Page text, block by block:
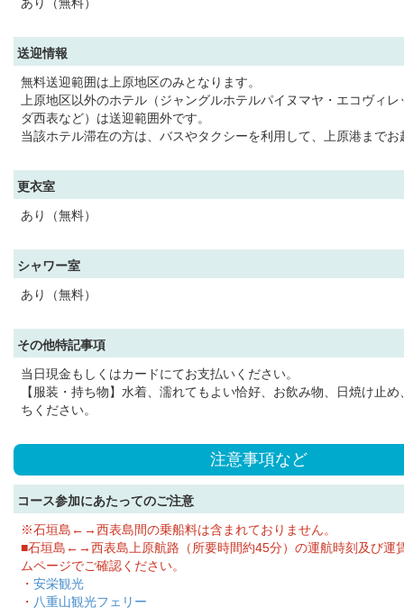
送迎情報
無料送迎範囲は上原地区のみとなります。
上原地区以外のホテル（ジャングルホテルパイヌマヤ・エコヴィ
ダ西表など）は送迎範囲外です。
当該ホテル滞在の方は、バスやタクシーを利用して、上原港までお
更衣室
あり（無料）
シャワー室
あり（無料）
その他特記事項
当日現金もしくはカードにてお支払いください。
【服装・持ち物】水着、濡れてもよい恰好、お飲み物、日焼け止
ちください。
注意事項など
コース参加にあたってのご注意
※石垣島←→西表島間の乗船料は含まれておりません。
■石垣島←→西表島上原航路（所要時間約45分）の運航時刻及び運
ムページでご確認ください。
・ 安栄観光
・ 八重山観光フェリー